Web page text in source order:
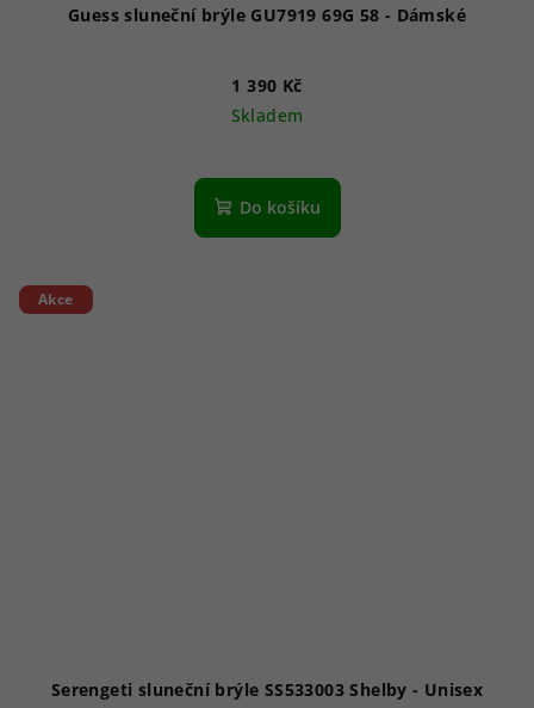
Guess sluneční brýle GU7919 69G 58 - Dámské
1 390 Kč
Skladem
Do košíku
Akce
Serengeti sluneční brýle SS533003 Shelby - Unisex